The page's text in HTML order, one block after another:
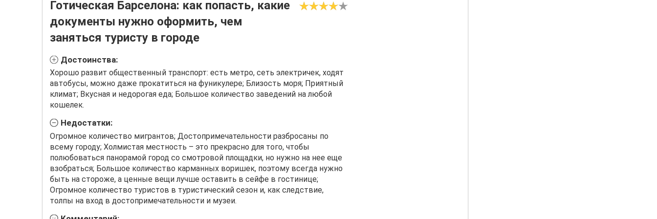
Готическая Барселона: как попасть, какие
документы нужно оформить, чем
заняться туристу в городе
Достоинства:
Хорошо развит общественный транспорт: есть метро, сеть электричек, ходят
автобусы, можно даже прокатиться на фуникулере; Близость моря; Приятный
климат; Вкусная и недорогая еда; Большое количество заведений на любой
кошелек.
Недостатки:
Огромное количество мигрантов; Достопримечательности разбросаны по
всему городу; Холмистая местность – это прекрасно для того, чтобы
полюбоваться панорамой город со смотровой площадки, но нужно на нее еще
взобраться; Большое количество карманных воришек, поэтому всегда нужно
быть на стороже, а ценные вещи лучше оставить в сейфе в гостинице;
Огромное количество туристов в туристический сезон и, как следствие,
толпы на вход в достопримечательности и музеи.